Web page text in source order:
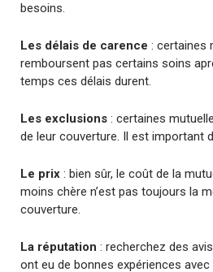
besoins.
Les délais de carence : certaines
remboursent pas certains soins
temps ces délais durent.
Les exclusions : certaines
de leur couverture. Il est important
Le prix : bien sûr, le coût de la
moins chère n’est pas toujours la
couverture.
La réputation : recherchez des
ont eu de bonnes expériences